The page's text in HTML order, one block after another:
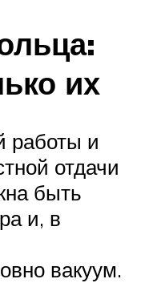
их
работы и
отдачи
быть
и, в
вакуум.